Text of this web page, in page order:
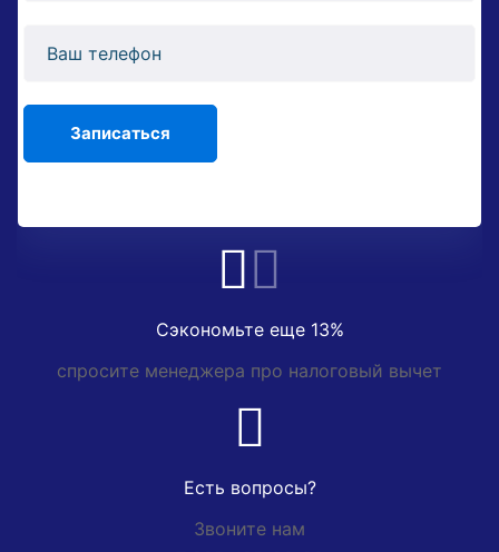
Сэкономьте еще 13%
спросите менеджера про налоговый вычет
Есть вопросы?
Звоните нам